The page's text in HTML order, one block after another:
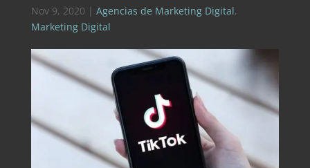
Nov 9, 2020 | Agencias de Marketing Digital,
Marketing Digital